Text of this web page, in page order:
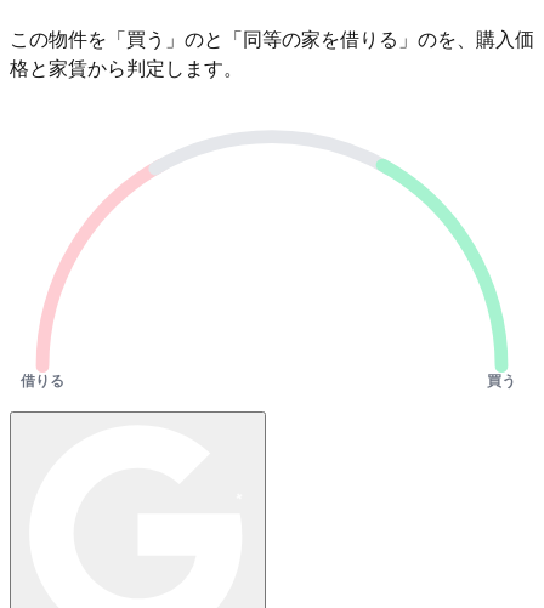
この物件を「買う」のと「同等の家を借りる」のを、購入価
格と家賃から判定します。
借りる 買う